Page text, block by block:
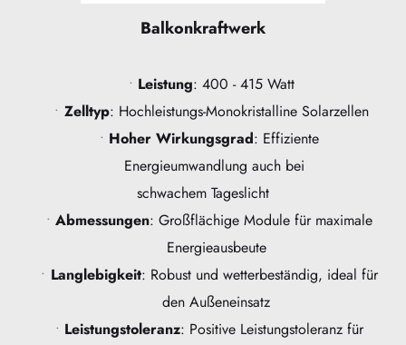
Balkonkraftwerk
Leistung: 400 - 415 Watt
Zelltyp: Hochleistungs-Monokristalline Solarzellen
Hoher Wirkungsgrad: Effiziente
Energieumwandlung auch bei
schwachem Tageslicht
Abmessungen: Großflächige Module für maximale
Energieausbeute
Langlebigkeit: Robust und wetterbeständig, ideal für
den Außeneinsatz
Leistungstoleranz: Positive Leistungstoleranz für